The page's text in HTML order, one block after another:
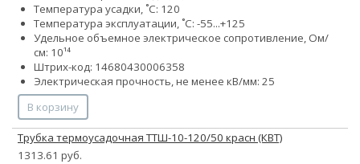
Температура усадки, ˚С: 120
Температура эксплуатации, ˚С: -55...+125
Удельное объемное электрическое сопротивление, Ом/
см: 10¹⁴
Штрих-код: 14680430006358
Электрическая прочность, не менее кВ/мм: 25
В корзину
Трубка термоусадочная ТТШ-10-120/50 красн (КВТ)
1313.61 руб.